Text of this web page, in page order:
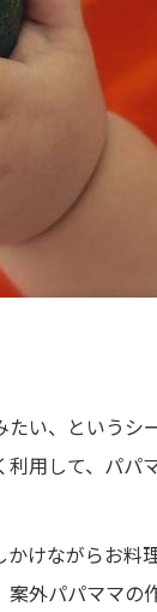
い、というシ
用して、パパ
けながらお料
外パパママの